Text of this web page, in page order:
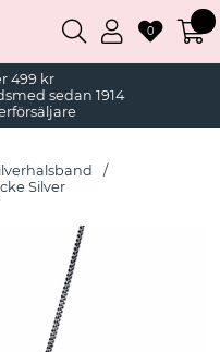
499 kr
sedan 1914
0
Silver